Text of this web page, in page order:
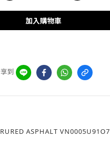
加入購物車
到
ASPHALT VN0005U91O7